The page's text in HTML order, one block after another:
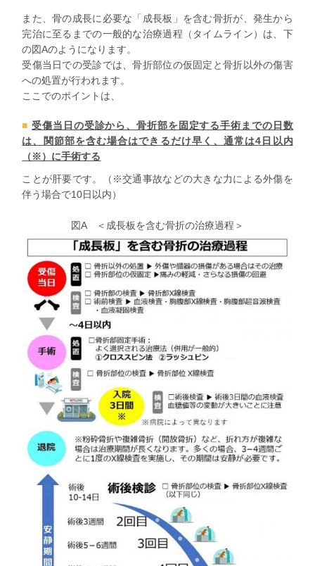
また、骨の成長に必要な「成長板」を含む骨折が、発生から
完治に至るまでの一般的な治療過程（タイムライン）は、下
の図Aのようになります。
受傷当日での受診では、骨折部位の仮固定 と骨折以外の傷害
への処置が行われます。
ここでのポイントは、
受傷当日の受診から、骨折部を固定する手術までの日数
は、関節部を含む場合はできるだけ早く、通常は4日以内
（※）に手術する
ことが肝要です。（※交通事故などの大きな力による外傷を
伴う場合で10日以内）
図A ＜成長板を含む骨折の治療過程＞